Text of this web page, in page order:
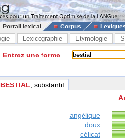
Portail lexical Corpus
Lexicographie Etymologie
Entrez une forme
BESTIAL , substantif
angélique
doux
délicat